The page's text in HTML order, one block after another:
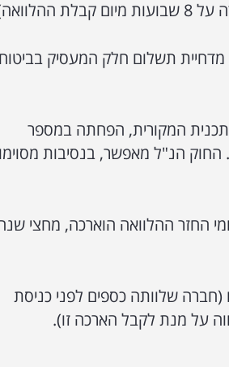
תשלום חלק המעסיק
המקורית, הפחתה במספר
הנ"ל מאפשר, בנסיבות
החזר ההלוואה הוארכה, מחצי
שלוותה כספים לפני כניסת
על מנת לקבל הארכה זו).